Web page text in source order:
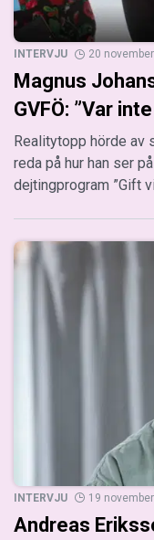
INTERVJU 20
Magnus
GVFÖ: ”Var
Realitytopp hörde
reda på hur han ser
dejtingprogram ”Gift
INTERVJU 19
Andreas